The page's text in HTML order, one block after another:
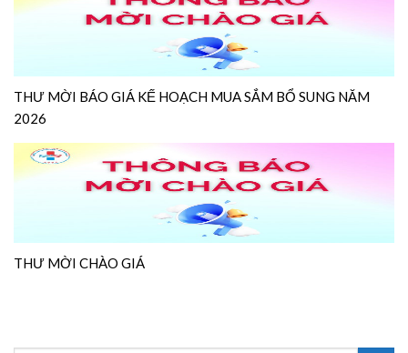
THƯ MỜI BÁO GIÁ KẾ HOẠCH MUA SẮM BỔ SUNG NĂM
2026
THƯ MỜI CHÀO GIÁ